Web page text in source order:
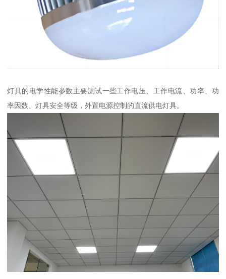
灯具的电学性能参数主要测试一些工作电压、工作电流、功率、功
率因数、灯具安全等级，外置电源控制的直流供电灯具。